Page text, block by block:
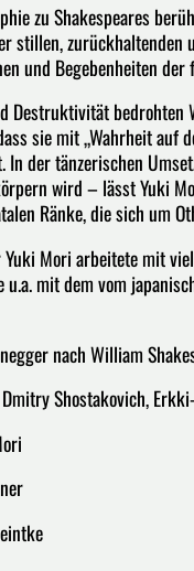
zu Shakespeares
stillen,
und Begebenheiten der
Destruktivität
sie mit „Wahrheit
In der tänzerischen
wird – lässt Yuki
Ränke, die sich um
Yuki Mori arbeitete mit
mit dem vom
nach William
Shostakovich,